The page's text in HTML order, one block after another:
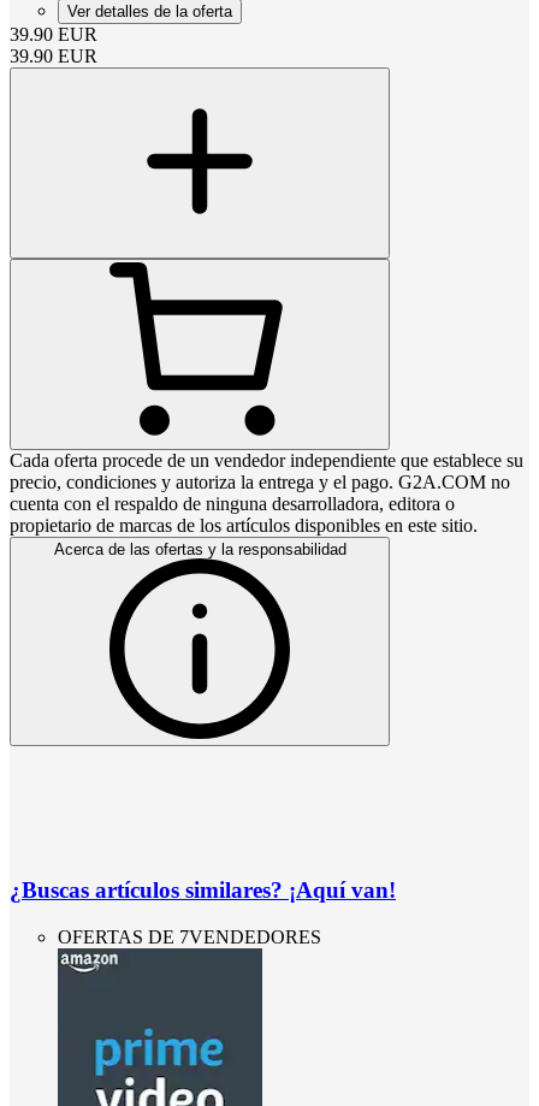
Ver detalles de la oferta
39.90 EUR
39.90 EUR
Cada oferta procede de un vendedor independiente que establece su
precio, condiciones y autoriza la entrega y el pago. G2A.COM no
cuenta con el respaldo de ninguna desarrolladora, editora o
propietario de marcas de los artículos disponibles en este sitio.
Acerca de las ofertas y la responsabilidad
¿Buscas artículos similares? ¡Aquí van!
OFERTAS DE 7VENDEDORES